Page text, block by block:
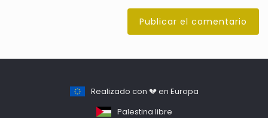
Realizado con 💔 en Europa
Palestina libre